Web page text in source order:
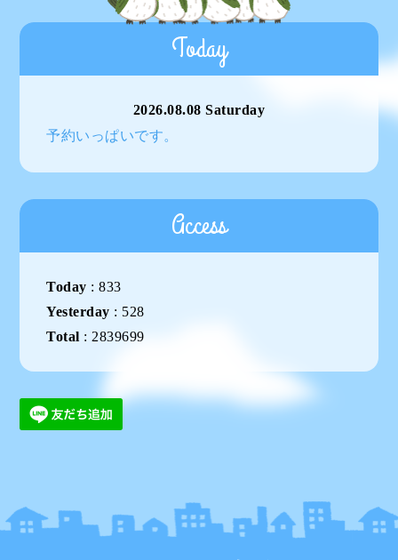
Today
2026.08.08 Saturday
予約いっぱいです。
Access
Today :833
Yesterday : 528
Total : 2839699